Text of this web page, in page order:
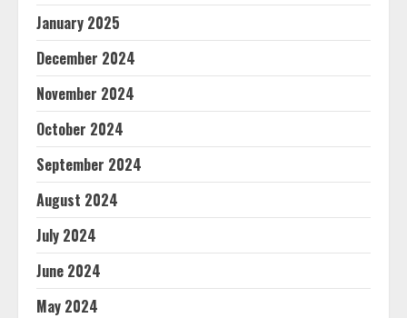
January 2025
December 2024
November 2024
October 2024
September 2024
August 2024
July 2024
June 2024
May 2024